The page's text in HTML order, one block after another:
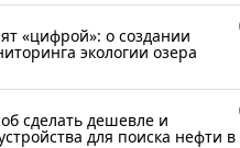
«цифрой»: о создании
экологии озера
сделать дешевле и
для поиска нефти в